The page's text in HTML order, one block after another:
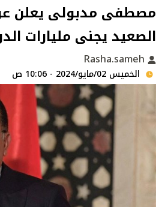
مصطفى مدبولى يعلن
الصعيد يجنى مليارات
الخميس 02/مايو/2024 - 10:06 ص